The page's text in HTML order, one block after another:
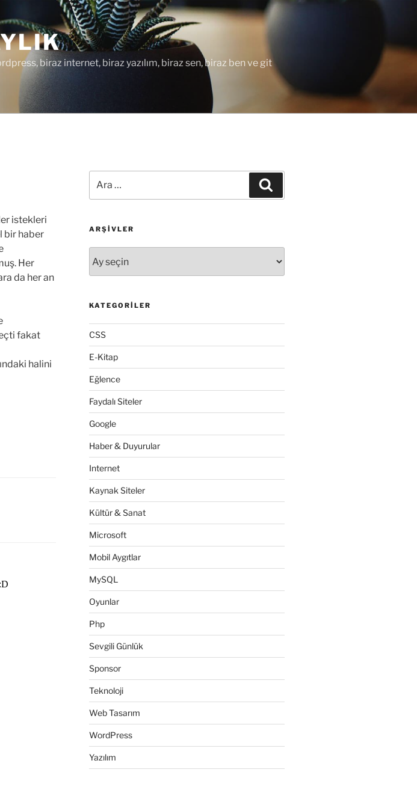
biraz internet, biraz yazılım, biraz sen, biraz ben ve git
istekleri
bir haber
Her
da her an
fakat
halini
ARŞIVLER
KATEGORILER
CSS
E-Kitap
Eğlence
Faydalı Siteler
Google
Haber & Duyurular
Internet
Kaynak Siteler
Kültür & Sanat
Microsoft
Mobil Aygıtlar
MySQL
Oyunlar
Php
Sevgili Günlük
Sponsor
Teknoloji
Web Tasarım
WordPress
Yazılım